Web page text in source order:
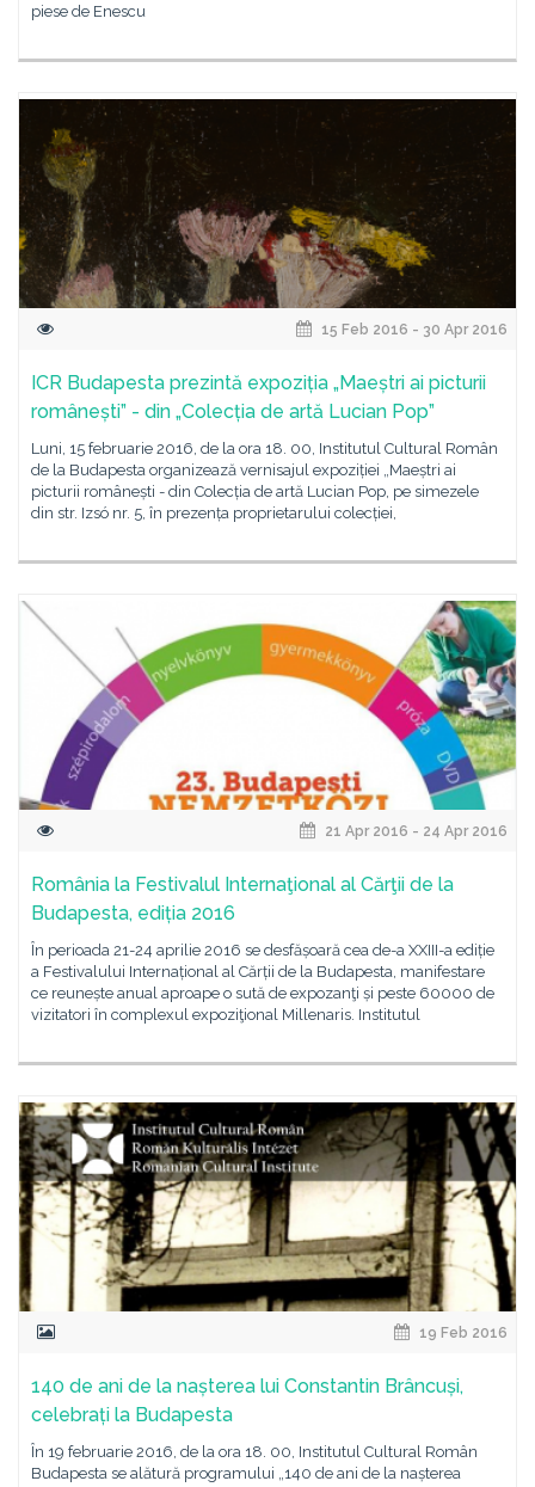
piese de Enescu
15 Feb 2016 - 30 Apr 2016
ICR Budapesta prezintă expoziția „Maeștri ai picturii
românești” - din „Colecția de artă Lucian Pop”
Luni, 15 februarie 2016, de la ora 18. 00, Institutul Cultural Român
de la Budapesta organizează vernisajul expoziției „Maeștri ai
picturii românești - din Colecția de artă Lucian Pop, pe simezele
din str. Izsó nr. 5, în prezența proprietarului colecției,
21 Apr 2016 - 24 Apr 2016
România la Festivalul Internaţional al Cărţii de la
Budapesta, ediția 2016
În perioada 21-24 aprilie 2016 se desfășoară cea de-a XXIII-a ediție
a Festivalului Internațional al Cărții de la Budapesta, manifestare
ce reunește anual aproape o sută de expozanţi și peste 60000 de
vizitatori în complexul expoziţional Millenaris. Institutul
19 Feb 2016
140 de ani de la nașterea lui Constantin Brâncuși,
celebrați la Budapesta
În 19 februarie 2016, de la ora 18. 00, Institutul Cultural Român
Budapesta se alătură programului „140 de ani de la nașterea